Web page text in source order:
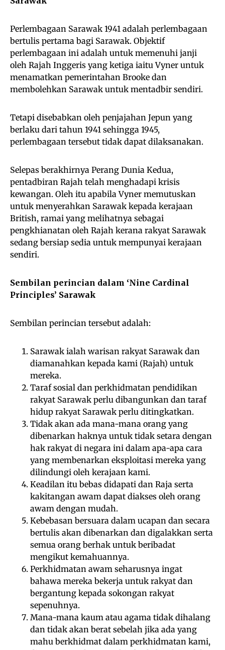
Perlembagaan Sarawak 1941 adalah perlembagaan
bertulis pertama bagi Sarawak. Objektif
perlembagaan ini adalah untuk memenuhi janji
oleh Rajah Inggeris yang ketiga iaitu Vyner untuk
menamatkan pemerintahan Brooke dan
membolehkan Sarawak untuk mentadbir sendiri.
Tetapi disebabkan oleh penjajahan Jepun yang
berlaku dari tahun 1941 sehingga 1945,
perlembagaan tersebut tidak dapat dilaksanakan.
Selepas berakhirnya Perang Dunia Kedua,
pentadbiran Rajah telah menghadapi krisis
kewangan. Oleh itu apabila Vyner memutuskan
untuk menyerahkan Sarawak kepada kerajaan
British, ramai yang melihatnya sebagai
pengkhianatan oleh Rajah kerana rakyat Sarawak
sedang bersiap sedia untuk mempunyai kerajaan
sendiri.
Sembilan perincian dalam ‘Nine Cardinal
Principles’ Sarawak
Sembilan perincian tersebut adalah:
Sarawak ialah warisan rakyat Sarawak dan
diamanahkan kepada kami (Rajah) untuk
mereka.
Taraf sosial dan perkhidmatan pendidikan
rakyat Sarawak perlu dibangunkan dan taraf
hidup rakyat Sarawak perlu ditingkatkan.
Tidak akan ada mana-mana orang yang
dibenarkan haknya untuk tidak setara dengan
hak rakyat di negara ini dalam apa-apa cara
yang membenarkan eksploitasi mereka yang
dilindungi oleh kerajaan kami.
Keadilan itu bebas didapati dan Raja serta
kakitangan awam dapat diakses oleh orang
awam dengan mudah.
Kebebasan bersuara dalam ucapan dan secara
bertulis akan dibenarkan dan digalakkan serta
semua orang berhak untuk beribadat
mengikut kemahuannya.
Perkhidmatan awam seharusnya ingat
bahawa mereka bekerja untuk rakyat dan
bergantung kepada sokongan rakyat
sepenuhnya.
Mana-mana kaum atau agama tidak dihalang
dan tidak akan berat sebelah jika ada yang
mahu berkhidmat dalam perkhidmatan kami,